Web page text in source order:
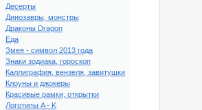
Десерты
Динозавры, монстры
Драконы Dragon
Еда
Змея - символ 2013 года
Знаки зодиака, гороскоп
Каллиграфия, вензеля, завитушки
Клоуны и джокеры
Красивые рамки, открытки
Логотипы A - K